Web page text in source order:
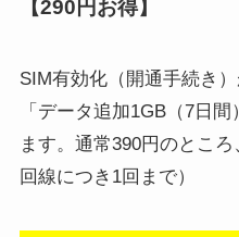
【290円お得】
SIM有効化（開通手続き
「データ追加1GB（7日
ます。通常390円のとこ
回線につき1回まで）